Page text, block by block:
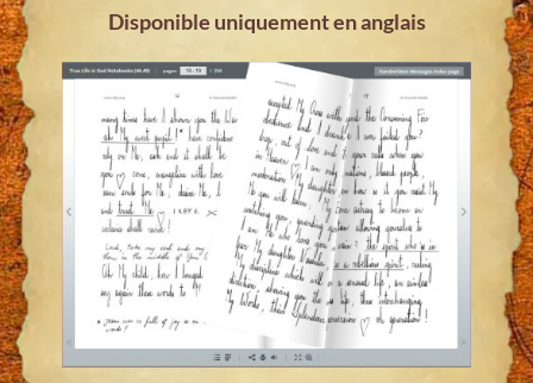
Disponible uniquement en anglais